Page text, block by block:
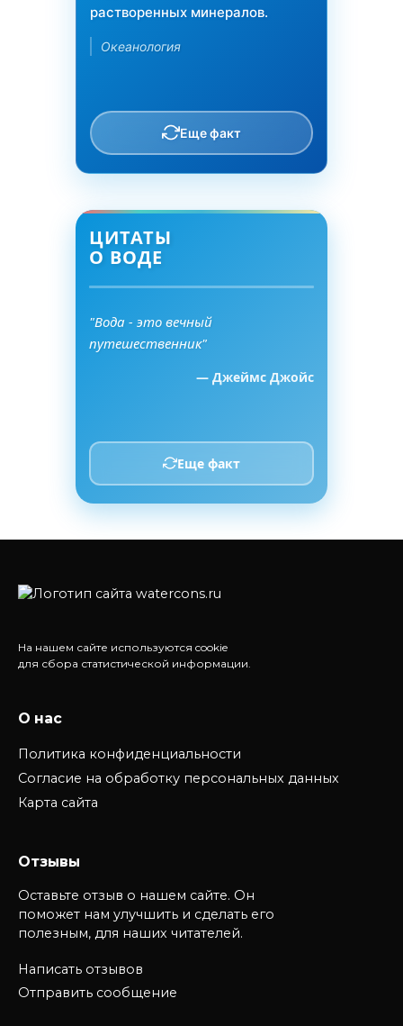
растворенных минералов.
Океанология
Еще факт
ЦИТАТЫ
О ВОДЕ
"Вода - это вечный
путешественник"
— Джеймс Джойс
Еще факт
На нашем сайте используются cookie
для сбора статистической информации.
О нас
Политика конфиденциальности
Согласие на обработку персональных данных
Карта сайта
Отзывы
Оставьте отзыв о нашем сайте. Он
поможет нам улучшить и сделать его
полезным, для наших читателей.
Написать отзывов
Отправить сообщение